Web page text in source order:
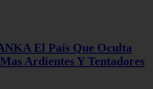
El País Que Oculta
Ardientes Y Tentadores